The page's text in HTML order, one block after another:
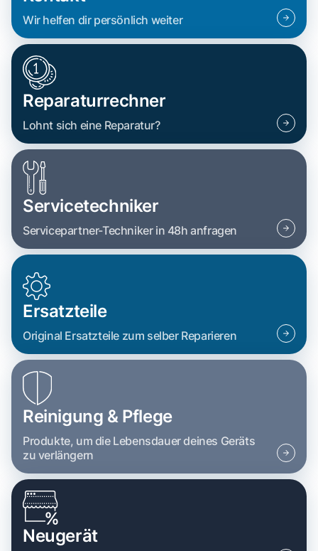
Wir helfen dir persönlich weiter
Reparaturrechner
Lohnt sich eine Reparatur?
Servicetechniker
Servicepartner-Techniker in 48h anfragen
Ersatzteile
Original Ersatzteile zum selber Reparieren
Reinigung & Pflege
Produkte, um die Lebensdauer deines Geräts
zu verlängern
Neugerät